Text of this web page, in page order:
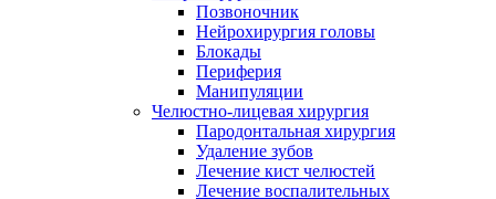
Позвоночник
Нейрохирургия головы
Блокады
Периферия
Манипуляции
Челюстно-лицевая хирургия
Пародонтальная хирургия
Удаление зубов
Лечение кист челюстей
Лечение воспалительных